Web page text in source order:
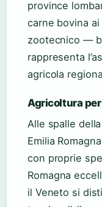
province
carne bovina
zootecnico —
rappresenta
agricola
Agricoltura
Alle spalle
Emilia
con proprie
Romagna
il Veneto si